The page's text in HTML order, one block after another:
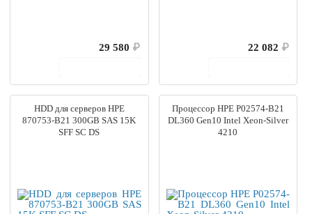
29 580 ₽
22 082 ₽
HDD для серверов HPE
870753-B21 300GB SAS 15K
SFF SC DS
Процессор HPE P02574-B21
DL360 Gen10 Intel Xeon-Silver
4210